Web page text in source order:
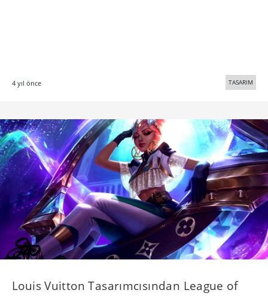
4 yıl önce TASARIM
Louis Vuitton Tasarımcısından League of